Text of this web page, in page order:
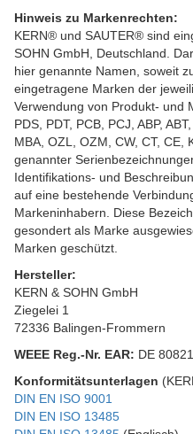
Hinweis zu Markenrechten:
KERN® und SAUTER® sind
SOHN GmbH, Deutschland.
hier genannte Namen, soweit
eingetragene Marken der
Verwendung von Produkt- und
PDS, PDT, PCB, PCJ, ABP,
MBA, OZL, OZM, CW, CT, CE,
genannter
Identifikations- und
auf eine bestehende
Markeninhabern. Diese
gesondert als Marke
Marken geschützt.
Hersteller:
KERN & SOHN GmbH
Ziegelei 1
72336 Balingen-Frommern
WEEE Reg.-Nr. EAR: DE
Konformitätsunterlagen
DIN EN ISO 9001
DIN EN ISO 13485